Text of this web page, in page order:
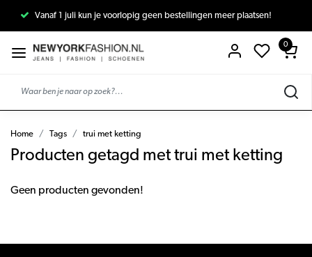
Vanaf 1 juli kun je voorlopig geen bestellingen meer plaatsen!
0
Home Tags trui met ketting
Producten getagd met trui met ketting
Geen producten gevonden!